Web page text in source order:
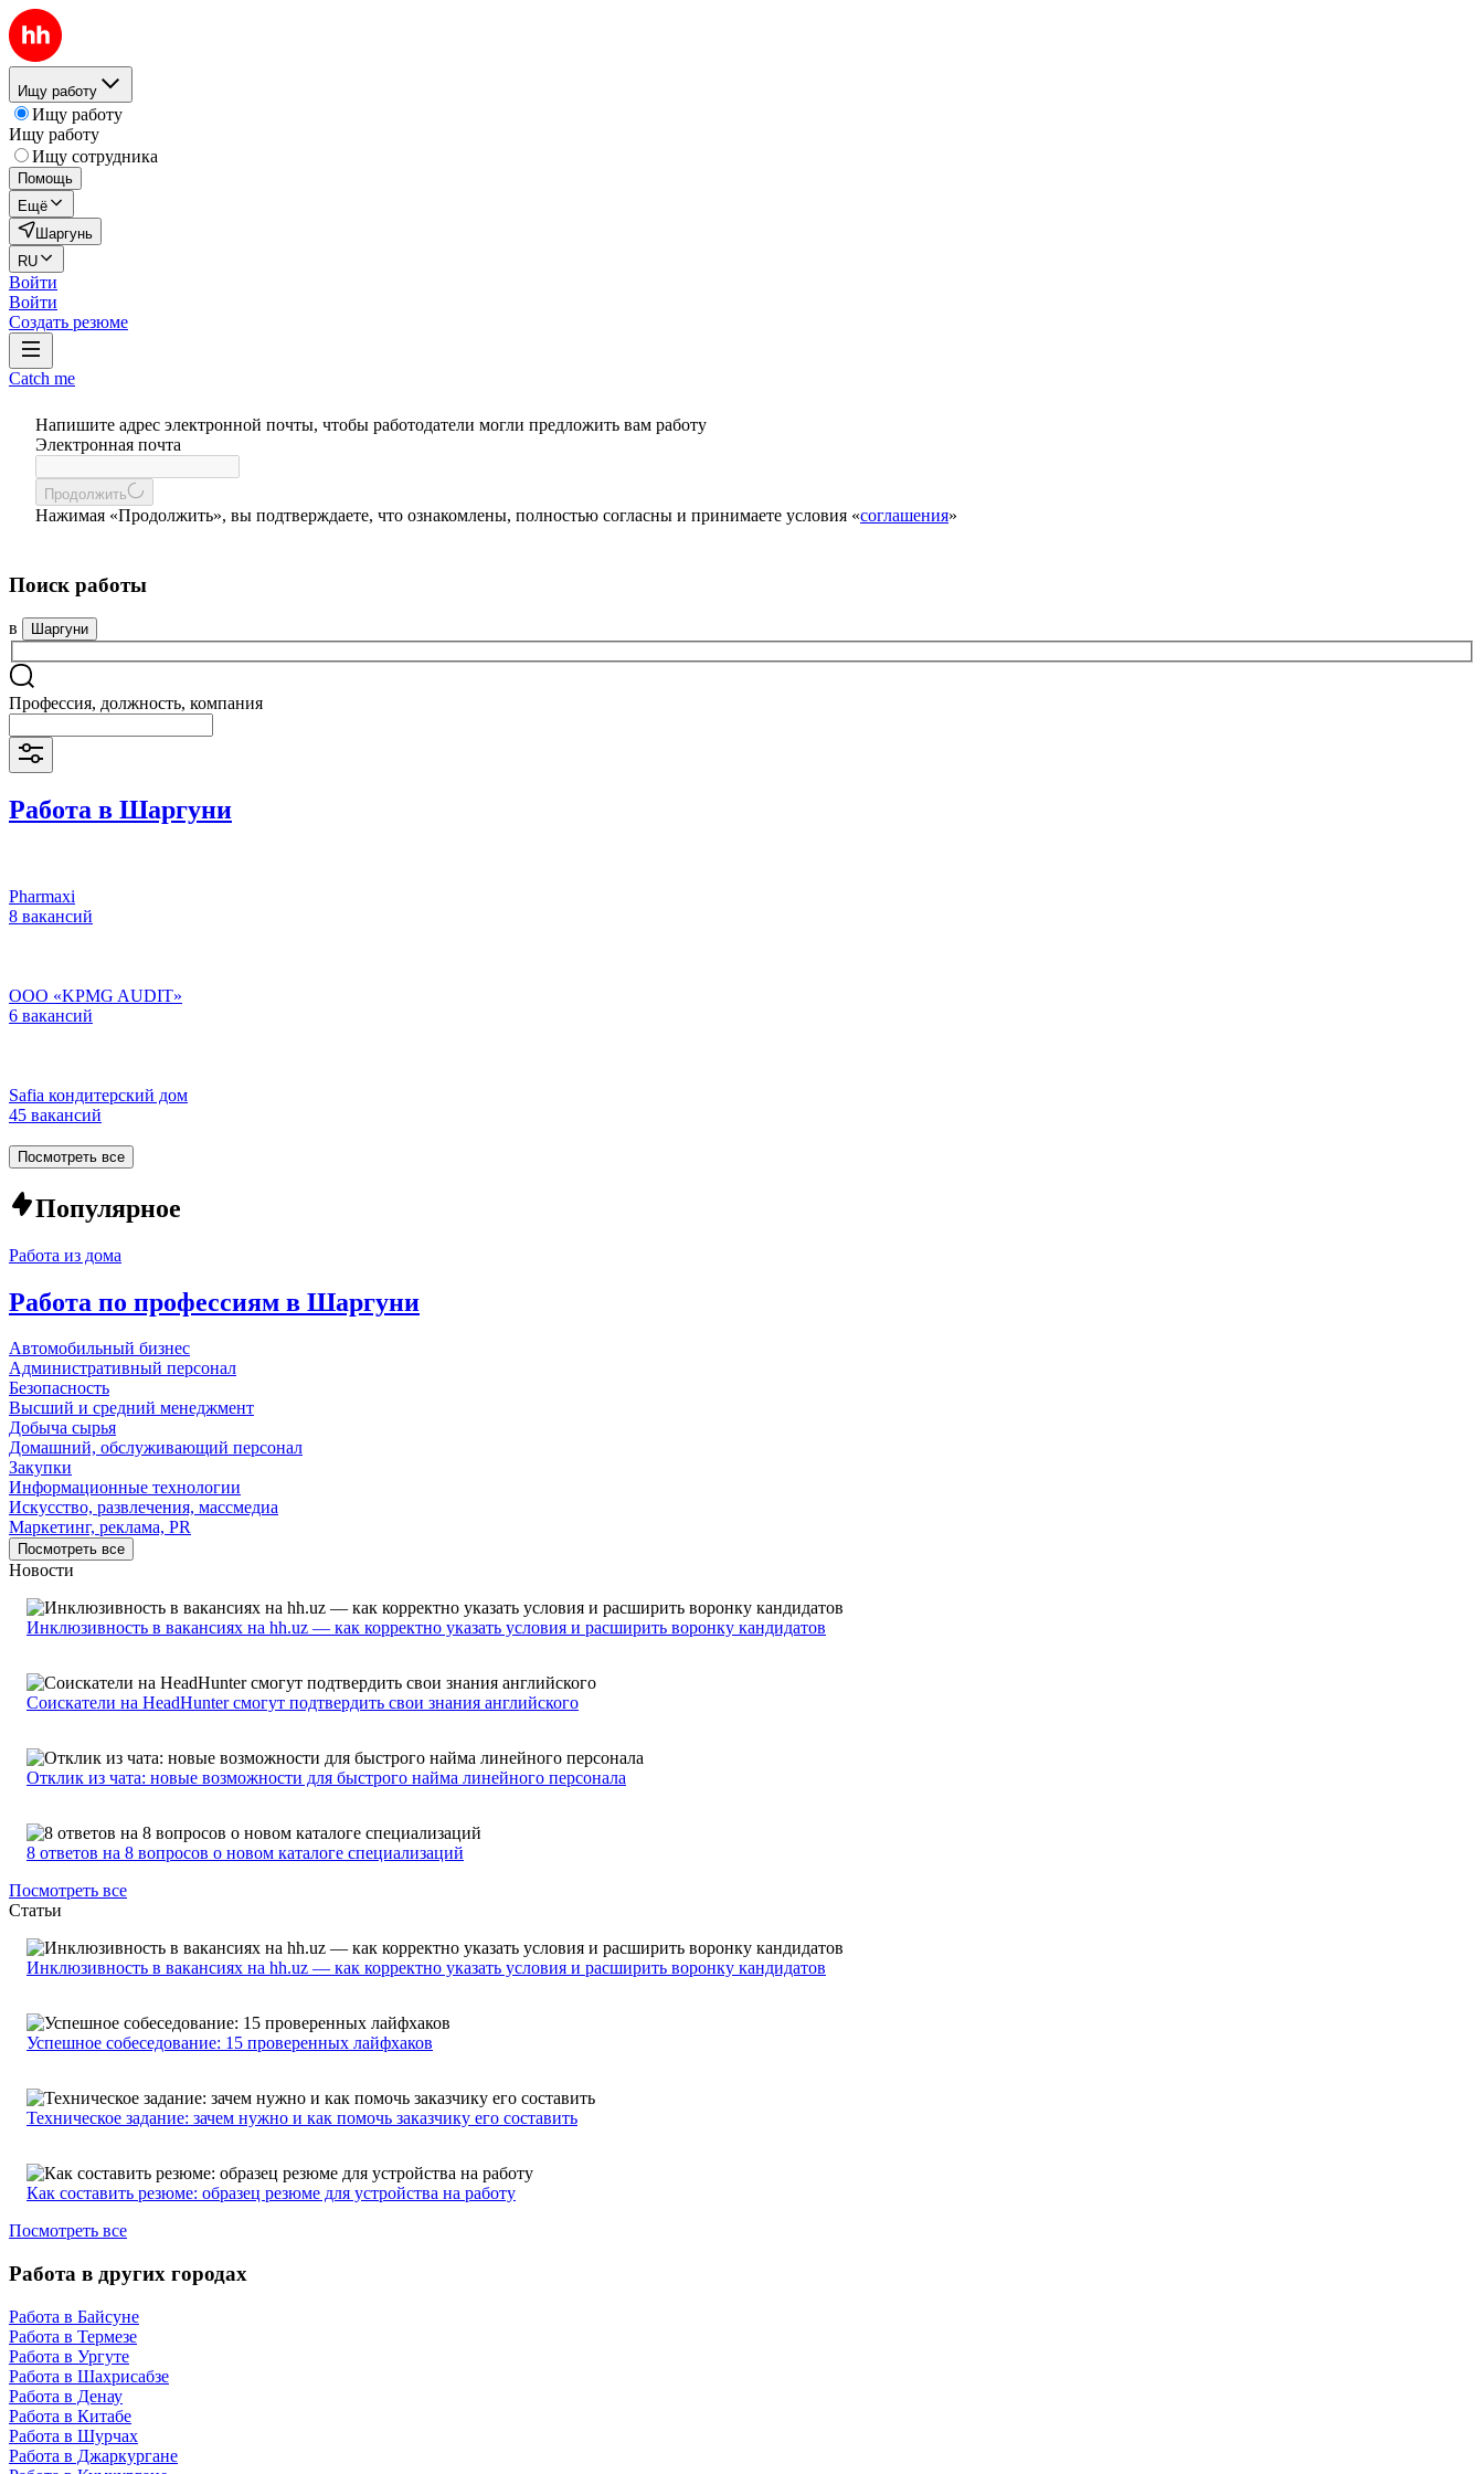
Ищу работу
Ищу работу
Ищу работу
Ищу сотрудника
Помощь
Ещё
Шаргунь
RU
Войти
Войти
Создать резюме
Catch me
Напишите адрес электронной почты, чтобы работодатели могли предложить вам работу
Электронная почта
Продолжить
Нажимая «Продолжить», вы подтверждаете, что ознакомлены, полностью согласны и принимаете условия «соглашения»
Поиск работы
в Шаргуни
Профессия, должность, компания
Работа в Шаргуни
Pharmaxi
8 вакансий
ООО «KPMG AUDIT»
6 вакансий
Safia кондитерский дом
45 вакансий
Посмотреть все
Популярное
Работа из дома
Работа по профессиям в Шаргуни
Автомобильный бизнес
Административный персонал
Безопасность
Высший и средний менеджмент
Добыча сырья
Домашний, обслуживающий персонал
Закупки
Информационные технологии
Искусство, развлечения, массмедиа
Маркетинг, реклама, PR
Посмотреть все
Новости
Инклюзивность в вакансиях на hh.uz — как корректно указать условия и расширить воронку кандидатов
Соискатели на HeadHunter смогут подтвердить свои знания английского
Отклик из чата: новые возможности для быстрого найма линейного персонала
8 ответов на 8 вопросов о новом каталоге специализаций
Посмотреть все
Статьи
Инклюзивность в вакансиях на hh.uz — как корректно указать условия и расширить воронку кандидатов
Успешное собеседование: 15 проверенных лайфхаков
Техническое задание: зачем нужно и как помочь заказчику его составить
Как составить резюме: образец резюме для устройства на работу
Посмотреть все
Работа в других городах
Работа в Байсуне
Работа в Термезе
Работа в Ургуте
Работа в Шахрисабзе
Работа в Денау
Работа в Китабе
Работа в Шурчах
Работа в Джаркургане